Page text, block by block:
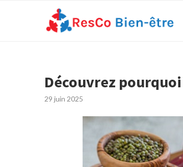
Découvrez
29 juin 2025